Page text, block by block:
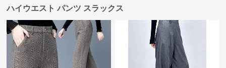
ハイウエスト パンツ スラックス